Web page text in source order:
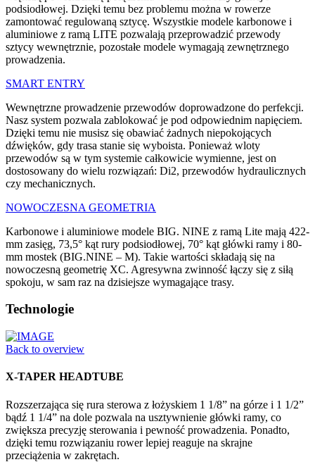
podsiodłowej. Dzięki temu bez problemu można w rowerze
zamontować regulowaną sztycę. Wszystkie modele karbonowe i
aluminiowe z ramą LITE pozwalają przeprowadzić przewody
sztycy wewnętrznie, pozostałe modele wymagają zewnętrznego
prowadzenia.
SMART ENTRY
Wewnętrzne prowadzenie przewodów doprowadzone do perfekcji.
Nasz system pozwala zablokować je pod odpowiednim napięciem.
Dzięki temu nie musisz się obawiać żadnych niepokojących
dźwięków, gdy trasa stanie się wyboista. Ponieważ wloty
przewodów są w tym systemie całkowicie wymienne, jest on
dostosowany do wielu rozwiązań: Di2, przewodów hydraulicznych
czy mechanicznych.
NOWOCZESNA GEOMETRIA
Karbonowe i aluminiowe modele BIG. NINE z ramą Lite mają 422-
mm zasięg, 73,5° kąt rury podsiodłowej, 70° kąt główki ramy i 80-
mm mostek (BIG.NINE – M). Takie wartości składają się na
nowoczesną geometrię XC. Agresywna zwinność łączy się z siłą
spokoju, w sam raz na dzisiejsze wymagające trasy.
Technologie
Back to overview
X-TAPER HEADTUBE
Rozszerzająca się rura sterowa z łożyskiem 1 1/8” na górze i 1 1/2”
bądź 1 1/4” na dole pozwala na usztywnienie główki ramy, co
zwiększa precyzję sterowania i pewność prowadzenia. Ponadto,
dzięki temu rozwiązaniu rower lepiej reaguje na skrajne
przeciążenia w zakrętach.